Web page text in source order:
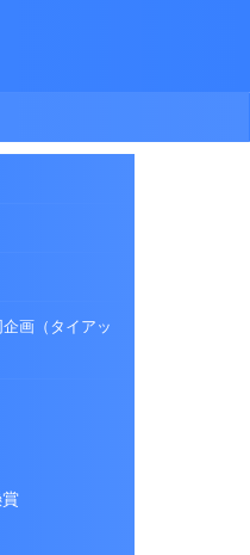
画（タイアッ